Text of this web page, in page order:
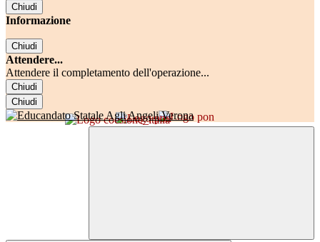
Chiudi
Informazione
Chiudi
Attendere...
Attendere il completamento dell'operazione...
Chiudi
Chiudi